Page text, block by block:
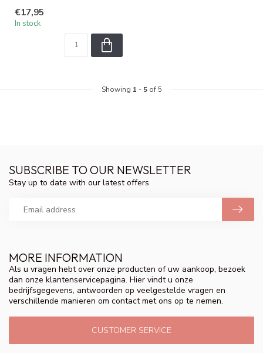
€17,95
In stock
Showing 1 - 5of 5
MORE INFORMATION
Als u vragen hebt over onze producten of uw aankoop, bezoek
dan onze klantenservicepagina. Hier vindt u onze
bedrijfsgegevens, antwoorden op veelgestelde vragen en
verschillende manieren om contact met ons op te nemen.
CUSTOMER SERVICE
SUBSCRIBE TO OUR NEWSLETTER
Stay up to date with our latest offers